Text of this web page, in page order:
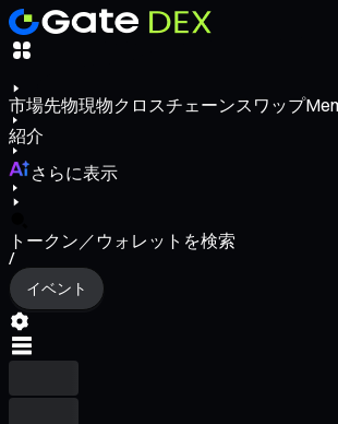
市場先物現物クロスチェーンスワップ
紹介
さらに表示
トークン／ウォレットを検索
/
イベント